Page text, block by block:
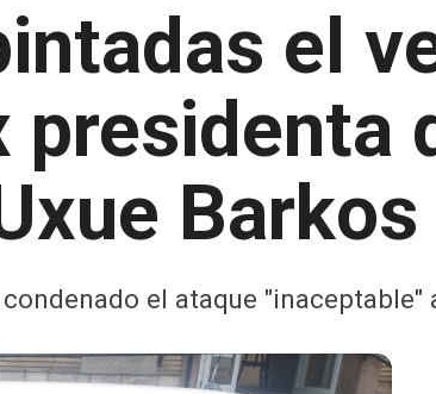
el
presidenta
Barkos
condenado el ataque "inaceptable"